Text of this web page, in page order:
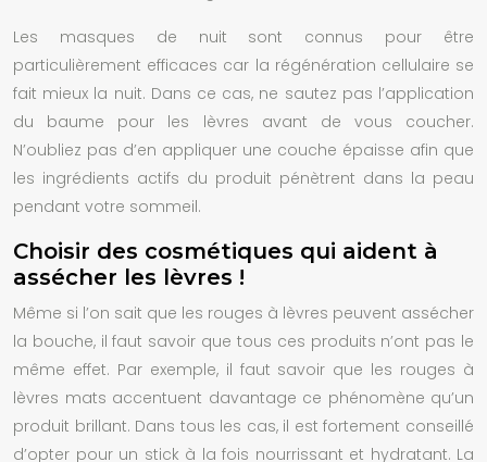
Les masques de nuit sont connus pour être
particulièrement efficaces car la régénération cellulaire se
fait mieux la nuit. Dans ce cas, ne sautez pas l’application
du baume pour les lèvres avant de vous coucher.
N’oubliez pas d’en appliquer une couche épaisse afin que
les ingrédients actifs du produit pénètrent dans la peau
pendant votre sommeil.
Choisir des cosmétiques qui aident à
assécher les lèvres !
Même si l’on sait que les rouges à lèvres peuvent assécher
la bouche, il faut savoir que tous ces produits n’ont pas le
même effet. Par exemple, il faut savoir que les rouges à
lèvres mats accentuent davantage ce phénomène qu’un
produit brillant. Dans tous les cas, il est fortement conseillé
d’opter pour un stick à la fois nourrissant et hydratant. La